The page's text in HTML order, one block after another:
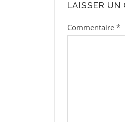
LAISSER UN
Commentaire *